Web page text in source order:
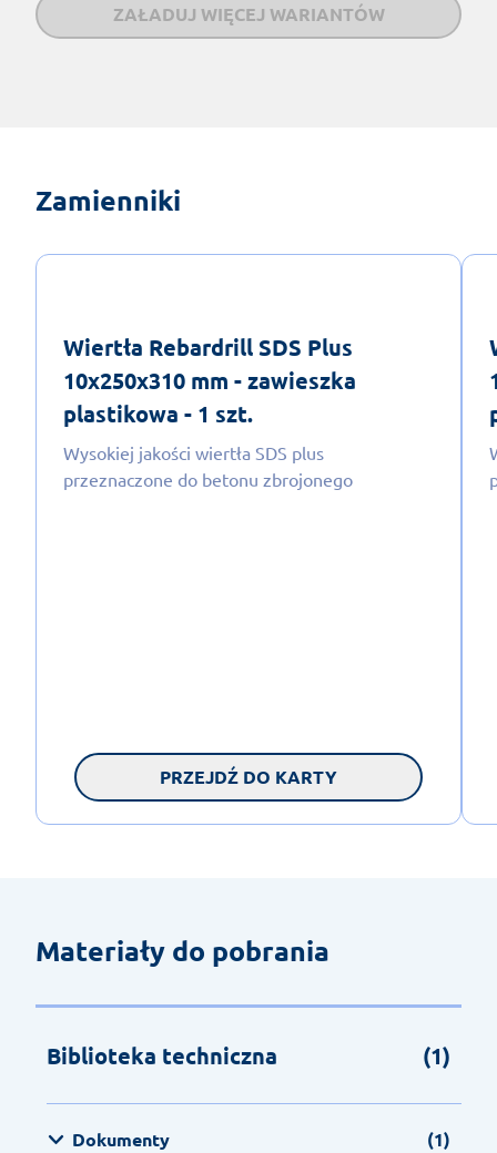
ZAŁADUJ WIĘCEJ WARIANTÓW
Zamienniki
Wiertła Rebardrill SDS Plus
10x250x310 mm - zawieszka
plastikowa - 1 szt.
Wysokiej jakości wiertła SDS plus
przeznaczone do betonu zbrojonego
PRZEJDŹ DO KARTY
Materiały do pobrania
Biblioteka techniczna (1)
Dokumenty (1)